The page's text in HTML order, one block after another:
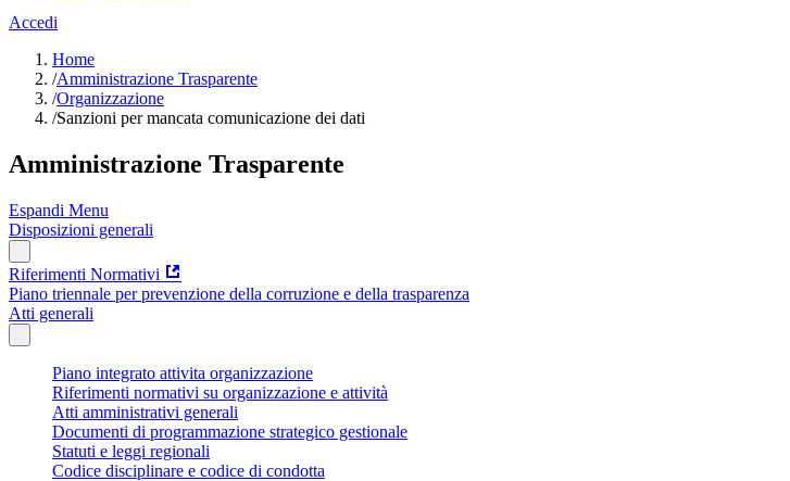
Accedi
Home
/Amministrazione Trasparente
/Organizzazione
/Sanzioni per mancata comunicazione dei dati
Amministrazione Trasparente
Espandi Menu
Disposizioni generali
Riferimenti Normativi
Piano triennale per prevenzione della corruzione e della trasparenza
Atti generali
Piano integrato attivita organizzazione
Riferimenti normativi su organizzazione e attività
Atti amministrativi generali
Documenti di programmazione strategico gestionale
Statuti e leggi regionali
Codice disciplinare e codice di condotta